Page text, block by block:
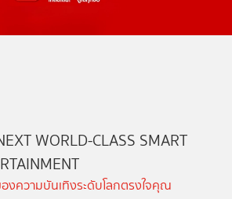
WORLD-CLASS SMART
งความบันเทิงระดับโลกตรงใจคุณ